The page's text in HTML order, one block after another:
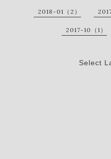
2018-01（2）
2017-10（1）
Select